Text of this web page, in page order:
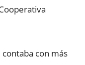
contaba con más